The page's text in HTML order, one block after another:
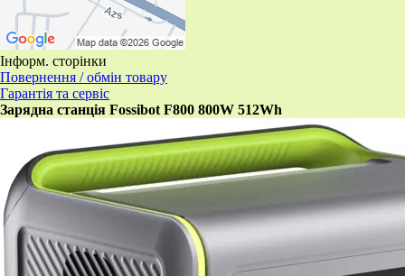
Інформ. сторінки
Повернення / обмін товару
Гарантія та сервіс
Зарядна станція Fossibot F800 800W 512Wh